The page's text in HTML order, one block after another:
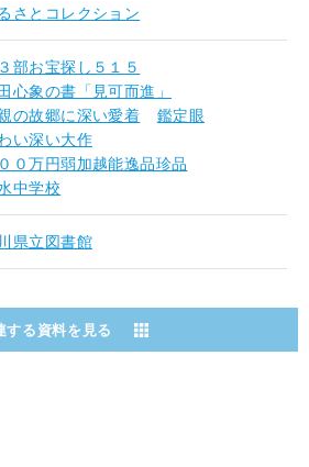
さとコレクション
部お宝探し５１５
心象の書「見可而進」
の故郷に深い愛着
鑑定眼
い深い大作
０万円弱加越能逸品珍品
中学校
県立図書館
する資料を見る